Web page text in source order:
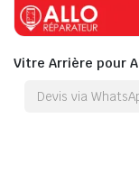
Vitre Arrière pour
Devis via